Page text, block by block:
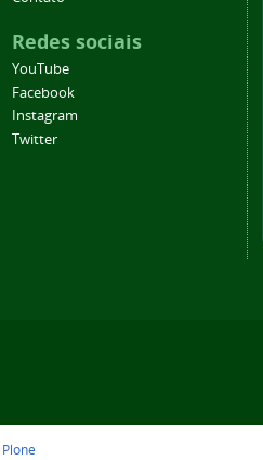
Redes sociais
YouTube
Facebook
Instagram
Twitter
Plone